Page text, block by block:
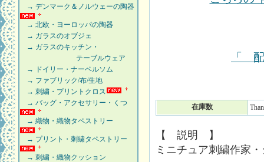
→ デンマーク＆ノルウェーの陶器
→ 北欧・ヨーロッパの陶器
→ ガラスのオブジェ
→ ガラスのキッチン・
テーブルウェア
→ ドイリー・ナーベルソム
→ ファブリック/布/生地
→ 刺繍・プリントクロス
→ バッグ・アクセサリー・くつ
→ 織物・織物タペストリー
→ プリント・刺繍タペストリー
→ 刺繍・織物クッション
「
在庫数
【 説明 】
ミニチュア刺繍作家